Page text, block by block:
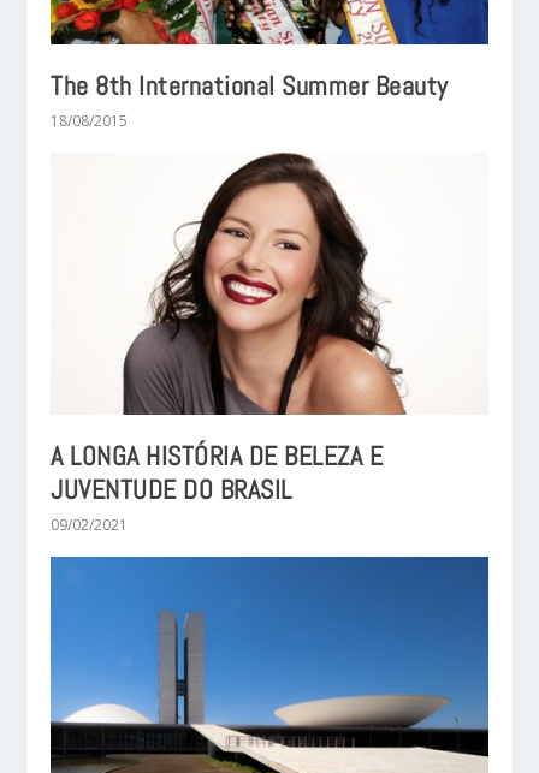
The 8th International Summer Beauty
18/08/2015
A LONGA HISTÓRIA DE BELEZA E
JUVENTUDE DO BRASIL
09/02/2021